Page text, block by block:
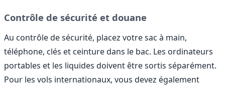
Contrôle de sécurité et douane
Au contrôle de sécurité, placez votre sac à main,
téléphone, clés et ceinture dans le bac. Les ordinateurs
portables et les liquides doivent être sortis séparément.
Pour les vols internationaux, vous devez également